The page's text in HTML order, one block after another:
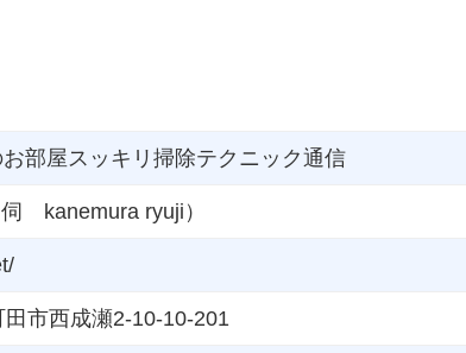
部屋スッキリ掃除テクニック通信
kanemura ryuji）
市西成瀬2-10-10-201